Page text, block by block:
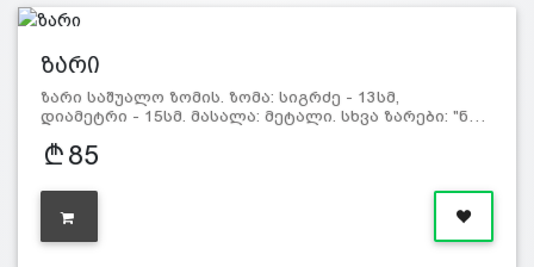
ზარი
ზარი საშუალო ზომის. ზომა: სიგრძე - 13სმ,
დიამეტრი - 15სმ. მასალა: მეტალი. სხვა ზარები: "ნ…
85